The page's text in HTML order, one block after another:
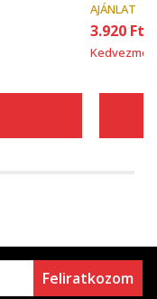
AJÁNLAT
3.920 Ft
Feliratkozom